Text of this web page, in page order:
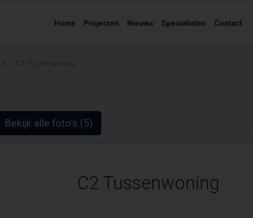
Home Projecten Nieuws Specialisten Contact
Bekijk alle foto's (5)
C2 Tussenwoning